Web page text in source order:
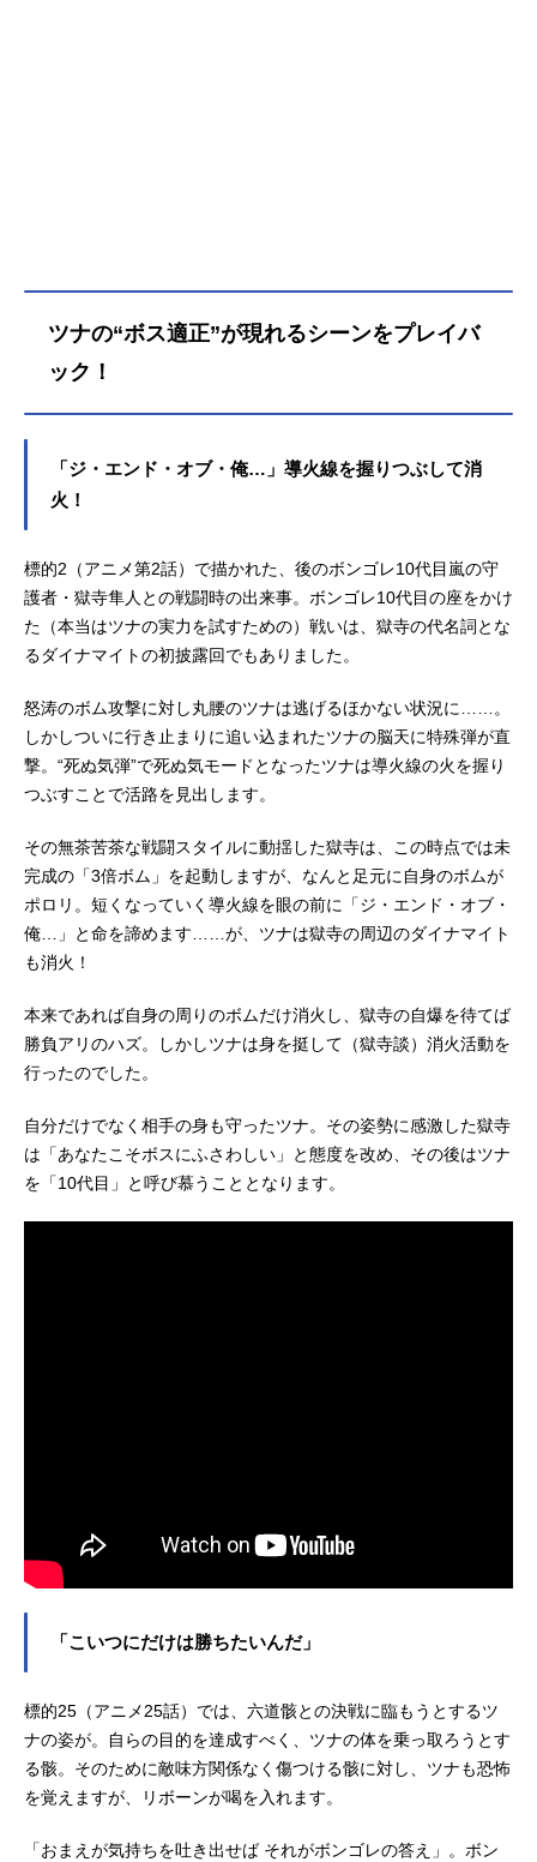
ツナの“ボス適正”が現れるシーンをプレイバ
ック！
「ジ・エンド・オブ・俺…」導火線を握りつぶして消
火！
標的2（アニメ第2話）で描かれた、後のボンゴレ10代目嵐の守
護者・獄寺隼人との戦闘時の出来事。ボンゴレ10代目の座をかけ
た（本当はツナの実力を試すための）戦いは、獄寺の代名詞とな
るダイナマイトの初披露回でもありました。
怒涛のボム攻撃に対し丸腰のツナは逃げるほかない状況に……。
しかしついに行き止まりに追い込まれたツナの脳天に特殊弾が直
撃。“死ぬ気弾”で死ぬ気モードとなったツナは導火線の火を握り
つぶすことで活路を見出します。
その無茶苦茶な戦闘スタイルに動揺した獄寺は、この時点では未
完成の「3倍ボム」を起動しますが、なんと足元に自身のボムが
ポロリ。短くなっていく導火線を眼の前に「ジ・エンド・オブ・
俺…」と命を諦めます……が、ツナは獄寺の周辺のダイナマイト
も消火！
本来であれば自身の周りのボムだけ消火し、獄寺の自爆を待てば
勝負アリのハズ。しかしツナは身を挺して（獄寺談）消火活動を
行ったのでした。
自分だけでなく相手の身も守ったツナ。その姿勢に感激した獄寺
は「あなたこそボスにふさわしい」と態度を改め、その後はツナ
を「10代目」と呼び慕うこととなります。
「こいつにだけは勝ちたいんだ」
標的25（アニメ25話）では、六道骸との決戦に臨もうとするツ
ナの姿が。自らの目的を達成すべく、ツナの体を乗っ取ろうとす
る骸。そのために敵味方関係なく傷つける骸に対し、ツナも恐怖
を覚えますが、リボーンが喝を入れます。
「おまえが気持ちを吐き出せば それがボンゴレの答え」。ボン